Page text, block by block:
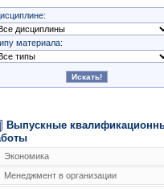
материала:
Выпускные
Экономика
Менеджмент в организации